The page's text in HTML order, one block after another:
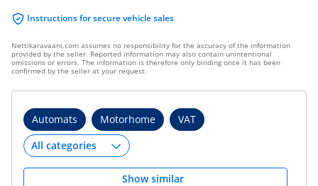
Instructions for secure vehicle sales
Nettikaravaani.com assumes no responsibility for the accuracy of the information
provided by the seller. Reported information may also contain unintentional
omissions or errors. The information is therefore only binding once it has been
confirmed by the seller at your request.
Automats Motorhome VAT
Show similar